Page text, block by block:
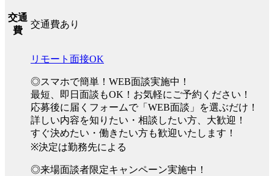
交通
費
交通費あり
リモート面接OK
◎スマホで簡単！WEB面談実施中！
最短、即日面談もOK！お気軽にご予約ください！
応募後に届くフォームで「WEB面談」を選ぶだけ！
詳しい内容を知りたい・相談したい方、大歓迎！
すぐ決めたい・働きたい方も歓迎いたします！
※決定は勤務先による
◎来場面談者限定キャンペーン実施中！